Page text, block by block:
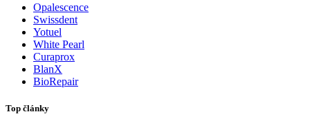
Opalescence
Swissdent
Yotuel
White Pearl
Curaprox
BlanX
BioRepair
Top články